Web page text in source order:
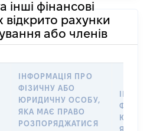
інші фінансові
відкрито рахунки
або членів
ІНФОРМАЦІЯ ПРО
ФІЗИЧНУ АБО
ЮРИДИЧНУ ОСОБУ,
ЯКА МАЄ ПРАВО
РОЗПОРЯДЖАТИСЯ
ЯКА